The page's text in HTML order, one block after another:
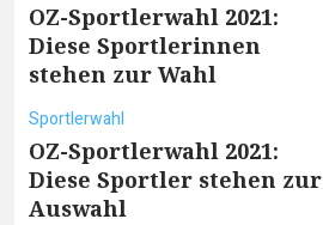
OZ-Sportlerwahl 2021:
Diese Sportlerinnen
stehen zur Wahl
Sportlerwahl
OZ-Sportlerwahl 2021:
Diese Sportler stehen zur
Auswahl